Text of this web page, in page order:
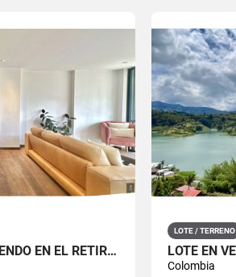
APARTAMENTO EN ARRIENDO EN EL RETIRO, SECTOR FIZEBAD.
LOTE / TERRENO
Colombia